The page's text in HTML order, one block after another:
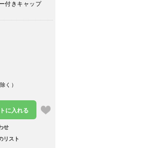
付きキャップ
く）
に入れる
せ
リスト